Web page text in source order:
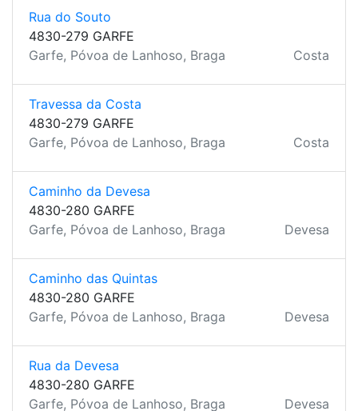
Rua do Souto
4830-279 GARFE
Garfe, Póvoa de Lanhoso, Braga
Costa
Travessa da Costa
4830-279 GARFE
Garfe, Póvoa de Lanhoso, Braga
Costa
Caminho da Devesa
4830-280 GARFE
Garfe, Póvoa de Lanhoso, Braga
Devesa
Caminho das Quintas
4830-280 GARFE
Garfe, Póvoa de Lanhoso, Braga
Devesa
Rua da Devesa
4830-280 GARFE
Garfe, Póvoa de Lanhoso, Braga
Devesa